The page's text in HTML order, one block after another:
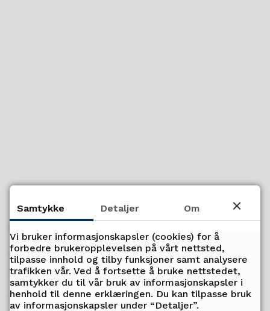
Telefon
77 78 80 00
Telefontid
Samtykke Detaljer Om
Vi bruker informasjonskapsler (cookies) for å
forbedre brukeropplevelsen på vårt nettsted,
tilpasse innhold og tilby funksjoner samt analysere
trafikken vår. Ved å fortsette å bruke nettstedet,
samtykker du til vår bruk av informasjonskapsler i
henhold til denne erklæringen. Du kan tilpasse bruk
av informasjonskapsler under “Detaljer”.